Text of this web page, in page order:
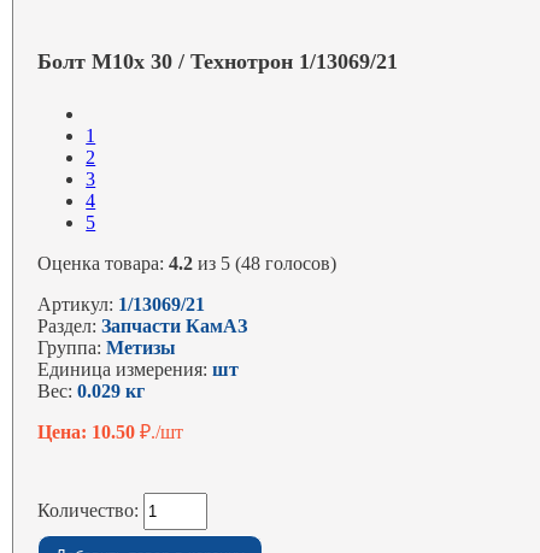
Болт М10х 30 / Технотрон 1/13069/21
1
2
3
4
5
Оценка товара:4.2 из 5 (48 голосов)
Артикул: 1/13069/21
Раздел:Запчасти КамАЗ
Группа:Метизы
Единица измерения:шт
Вес:0.029 кг
Цена: 10.50₽./шт
Количество: